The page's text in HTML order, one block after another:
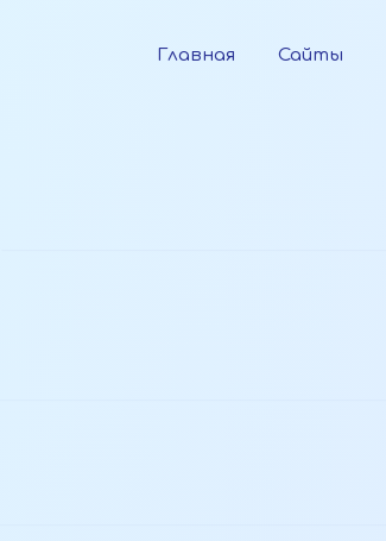
Главная Сайты